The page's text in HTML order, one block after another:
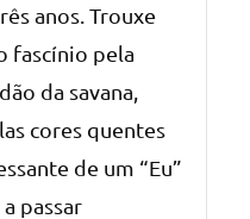
anos. Trouxe
fascínio pela
da savana,
cores quentes
de um “Eu”
passar